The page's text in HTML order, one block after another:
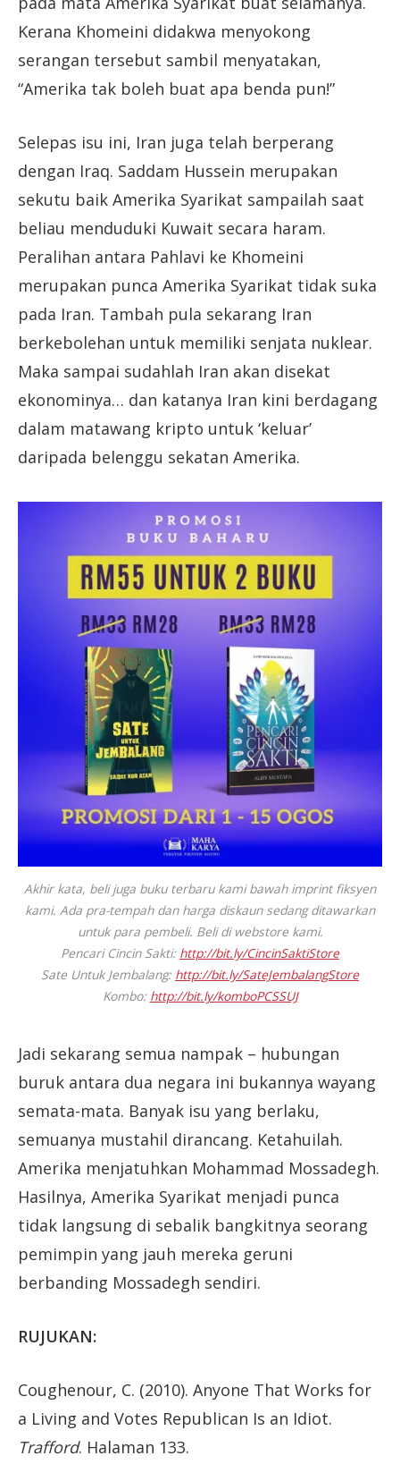
Kerana Khomeini didakwa menyokong
serangan tersebut sambil menyatakan,
“Amerika tak boleh buat apa benda pun!”
Selepas isu ini, Iran juga telah berperang
dengan Iraq. Saddam Hussein merupakan
sekutu baik Amerika Syarikat sampailah saat
beliau menduduki Kuwait secara haram.
Peralihan antara Pahlavi ke Khomeini
merupakan punca Amerika Syarikat tidak suka
pada Iran. Tambah pula sekarang Iran
berkebolehan untuk memiliki senjata nuklear.
Maka sampai sudahlah Iran akan disekat
ekonominya… dan katanya Iran kini berdagang
dalam matawang kripto untuk ‘keluar’
daripada belenggu sekatan Amerika.
Akhir kata, beli juga buku terbaru kami bawah imprint fiksyen
kami. Ada pra-tempah dan harga diskaun sedang ditawarkan
untuk para pembeli. Beli di webstore kami.
Pencari Cincin Sakti: http://bit.ly/CincinSaktiStore
Sate Untuk Jembalang: http://bit.ly/SateJembalangStore
Kombo: http://bit.ly/komboPCSSUJ
Jadi sekarang semua nampak – hubungan
buruk antara dua negara ini bukannya wayang
semata-mata. Banyak isu yang berlaku,
semuanya mustahil dirancang. Ketahuilah.
Amerika menjatuhkan Mohammad Mossadegh.
Hasilnya, Amerika Syarikat menjadi punca
tidak langsung di sebalik bangkitnya seorang
pemimpin yang jauh mereka geruni
berbanding Mossadegh sendiri.
RUJUKAN:
Coughenour, C. (2010). Anyone That Works for
a Living and Votes Republican Is an Idiot.
Trafford. Halaman 133.